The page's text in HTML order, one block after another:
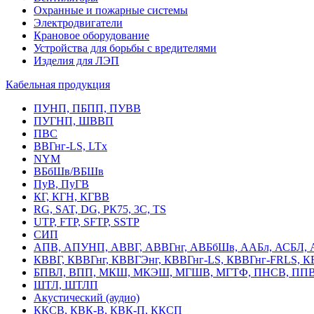
Охранные и пожарные системы
Электродвигатели
Крановое оборудование
Устройства для борьбы с вредителями
Изделия для ЛЭП
Кабельная продукция
ПУНП, ПБПП, ПУВВ
ПУГНП, ШВВП
ПВС
ВВГнг-LS, LTx
NYM
ВБбШв/ВБШв
ПуВ, ПуГВ
КГ, КГН, КГВВ
RG, SAT, DG, РК75, 3С, TS
UTP, FTP, SFTP, SSTP
СИП
АПВ, АПУНП, АВВГ, АВВГнг, АВБбШв, ААБл, АСБЛ,
КВВГ, КВВГнг, КВВГЭнг, КВВГнг-LS, КВВГнг-FRLS,
БПВЛ, ВПП, МКШ, МКЭШ, МГШВ, МГТФ, ПНСВ,
ШТЛ, ШТЛП
Акустический (аудио)
ККСВ, КВК-В, КВК-П, ККСП